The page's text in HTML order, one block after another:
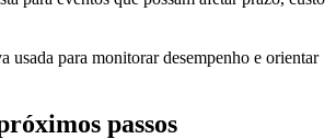
usada para monitorar desempenho e orientar
passos